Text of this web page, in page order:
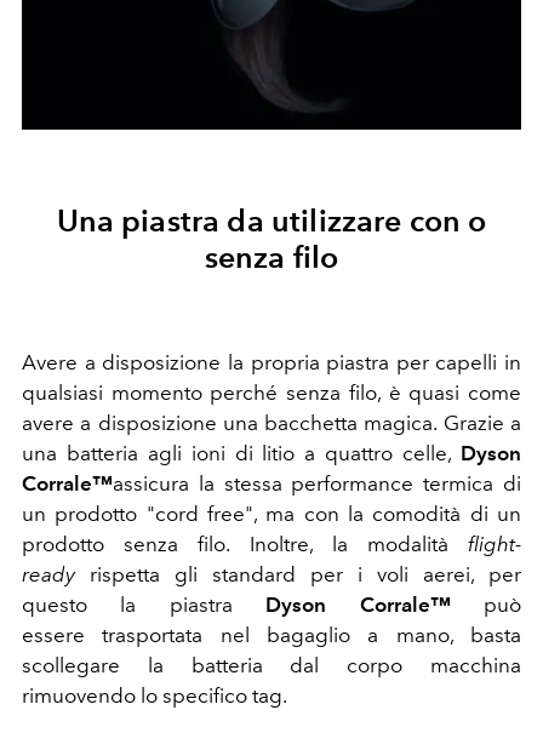
Una piastra da utilizzare con o
senza filo
Avere a disposizione la propria piastra per capelli in
qualsiasi momento perché senza filo, è quasi come
avere a disposizione una bacchetta magica. Grazie a
una batteria agli ioni di litio a quattro celle, Dyson
Corrale™assicura la stessa performance termica di
un prodotto "cord free", ma con la comodità di un
prodotto senza filo. Inoltre, la modalità flight-
readyrispetta gli standard per i voli aerei, per
questo la piastra Dyson Corrale™ può
essere trasportata nel bagaglio a mano, basta
scollegare la batteria dal corpo macchina
rimuovendo lo specifico tag.